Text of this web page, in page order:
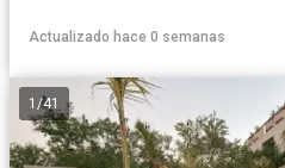
Actualizado hace 0 semanas
1 /41